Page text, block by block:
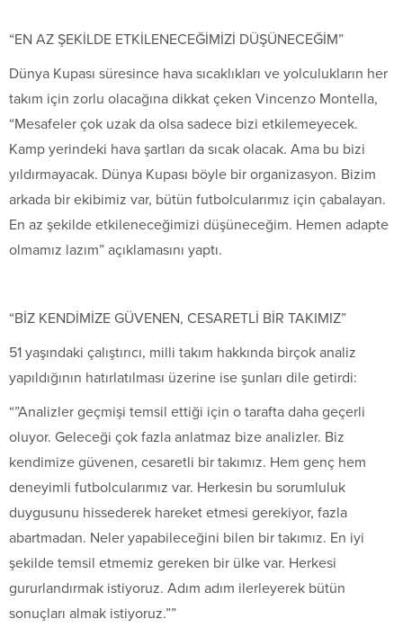
“EN AZ ŞEKİLDE ETKİLENECEĞİMİZİ DÜŞÜNECEĞİM”
Dünya Kupası süresince hava sıcaklıkları ve yolculukların her
takım için zorlu olacağına dikkat çeken Vincenzo Montella,
“Mesafeler çok uzak da olsa sadece bizi etkilemeyecek.
Kamp yerindeki hava şartları da sıcak olacak. Ama bu bizi
yıldırmayacak. Dünya Kupası böyle bir organizasyon. Bizim
arkada bir ekibimiz var, bütün futbolcularımız için çabalayan.
En az şekilde etkileneceğimizi düşüneceğim. Hemen adapte
olmamız lazım” açıklamasını yaptı.
“BİZ KENDİMİZE GÜVENEN, CESARETLİ BİR TAKIMIZ”
51 yaşındaki çalıştırıcı, milli takım hakkında birçok analiz
yapıldığının hatırlatılması üzerine ise şunları dile getirdi:
“”Analizler geçmişi temsil ettiği için o tarafta daha geçerli
oluyor. Geleceği çok fazla anlatmaz bize analizler. Biz
kendimize güvenen, cesaretli bir takımız. Hem genç hem
deneyimli futbolcularımız var. Herkesin bu sorumluluk
duygusunu hissederek hareket etmesi gerekiyor, fazla
abartmadan. Neler yapabileceğini bilen bir takımız. En iyi
şekilde temsil etmemiz gereken bir ülke var. Herkesi
gururlandırmak istiyoruz. Adım adım ilerleyerek bütün
sonuçları almak istiyoruz.””